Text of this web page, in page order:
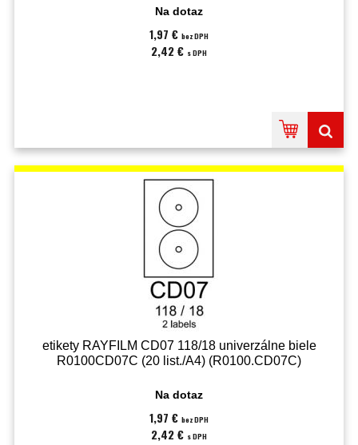
Na dotaz
1,97 € bez DPH
2,42 € s DPH
etikety RAYFILM CD07 118/18 univerzálne biele
R0100CD07C (20 list./A4) (R0100.CD07C)
Na dotaz
1,97 € bez DPH
2,42 € s DPH